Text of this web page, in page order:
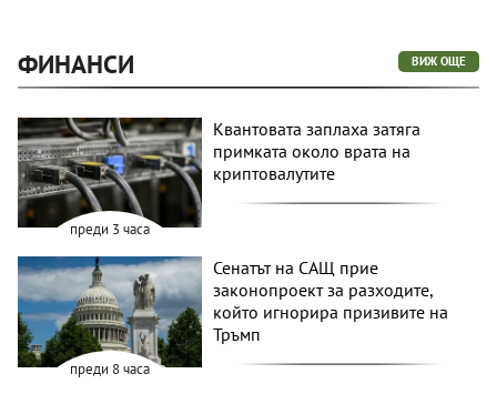
ФИНАНСИ ВИЖ ОЩЕ
преди 3 часа
Квантовата заплаха затяга
примката около врата на
криптовалутите
преди 8 часа
Сенатът на САЩ прие
законопроект за разходите,
който игнорира призивите на
Тръмп